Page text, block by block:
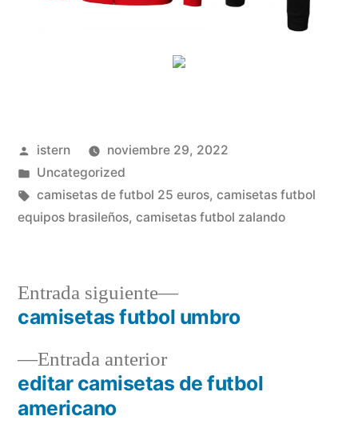
Publicado
por
istern
noviembre 29, 2022
Publicado
en
Uncategorized
Etiquetas:
camisetas de futbol 25 euros, camisetas futbol
equipos brasileños, camisetas futbol zalando
Navegación
de
entradas
Entrada anteriorEntrada
anterior:
editar camisetas de futbol
americano
Entrada siguiente
Entrada
siguiente:
camisetas futbol umbro